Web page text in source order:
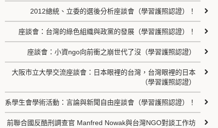
2012總統、立委的選後分析座談會（學習護照認證）！
座談會：台灣的綠色組織與政黨的發展（學習護照認證）！
座談會：小資ngo向前衝之崩世代了沒（學習護照認證）
大阪市立大學交流座談會：日本眼裡的台灣，台灣眼裡的日本
（學習護照認證）
系學生會學術活動：言論與新聞自由座談會（學習護照認證）！
前聯合國反酷刑調查官 Manfred Nowak與台灣NGO對談工作坊